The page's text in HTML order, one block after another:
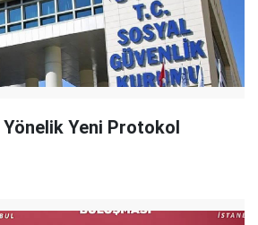
Yönelik Yeni Protokol